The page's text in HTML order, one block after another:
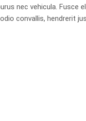
nec vehicula. Fusce
convallis, hendrerit